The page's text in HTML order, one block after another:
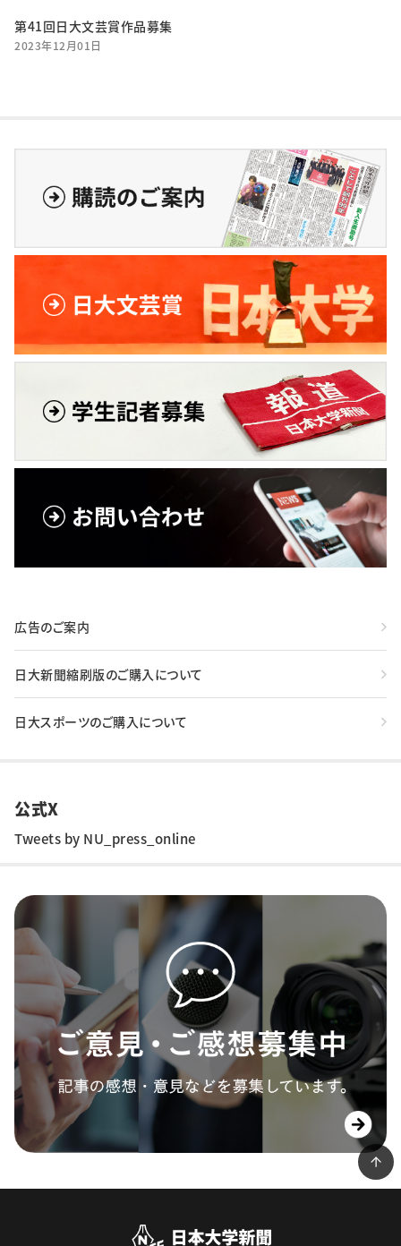
第41回日大文芸賞作品募集
2023年12月01日
広告のご案内
日大新聞縮刷版のご購入について
日大スポーツのご購入について
公式X
Tweets by NU_press_online